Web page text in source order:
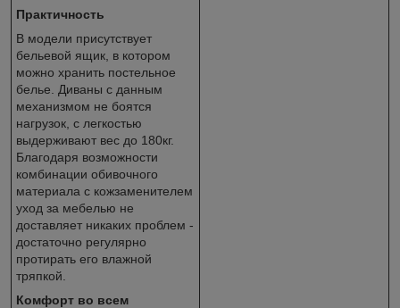
Практичность
В модели присутствует
бельевой ящик, в котором
можно хранить постельное
белье. Диваны с данным
механизмом не боятся
нагрузок, с легкостью
выдерживают вес до 180кг.
Благодаря возможности
комбинации обивочного
материала с кожзаменителем
уход за мебелью не
доставляет никаких проблем -
достаточно регулярно
протирать его влажной
тряпкой.
Комфорт во всем